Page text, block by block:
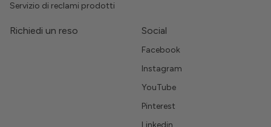
Servizio di reclami prodotti
Richiedi un reso Social
Facebook
Instagram
YouTube
Pinterest